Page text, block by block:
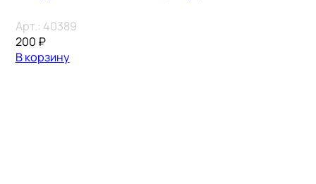
Арт.: 40389
200 ₽
В корзину